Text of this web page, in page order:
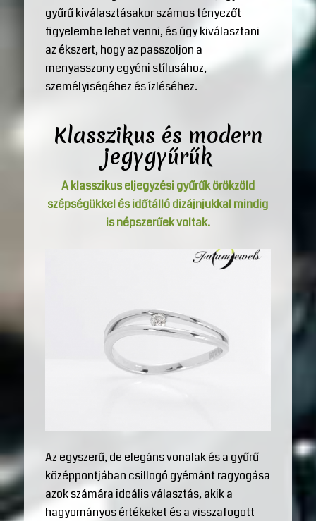
gyűrű kiválasztásakor számos tényezőt
figyelembe lehet venni, és úgy kiválasztani
az ékszert, hogy az passzoljon a
menyasszony egyéni stílusához,
személyiségéhez és ízléséhez.
Klasszikus és modern
jegygyűrűk
A klasszikus eljegyzési gyűrűk örökzöld
szépségükkel és időtálló dizájnjukkal mindig
is népszerűek voltak.
Az egyszerű, de elegáns vonalak és a gyűrű
középpontjában csillogó gyémánt ragyogása
azok számára ideális választás, akik a
hagyományos értékeket és a visszafogott